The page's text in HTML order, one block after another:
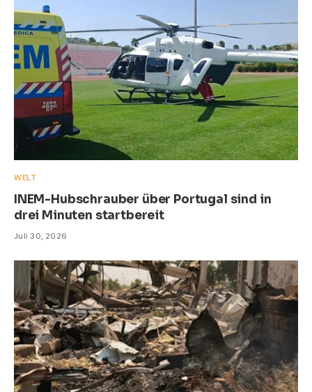
WELT
INEM-Hubschrauber über Portugal sind in
drei Minuten startbereit
Juli 30, 2026